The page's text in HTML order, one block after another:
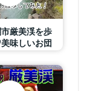
厳美渓を歩
味しいお団